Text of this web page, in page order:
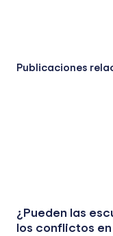
Publicaciones
¿Pueden las
los conflictos en